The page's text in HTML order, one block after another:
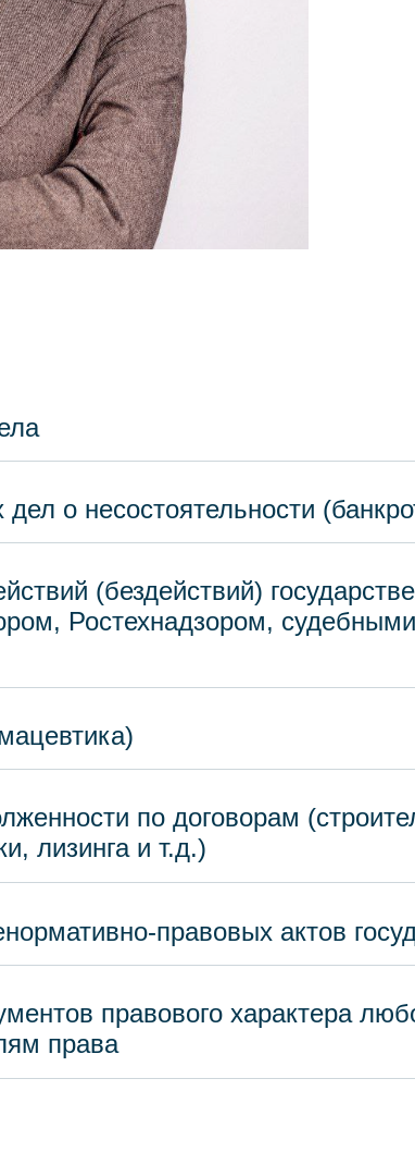
о несостоятельности
(бездействий)
Ростехнадзором,
по договорам
лизинга и т.д.)
правовых актов
правового характера
права